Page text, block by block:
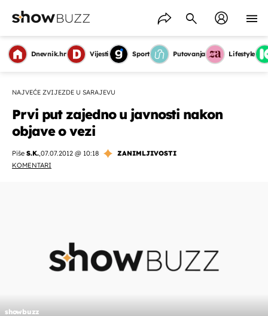
Dnevnik.hr Vijesti Sport Putovanja Lifestyle
NAJVEĆE ZVIJEZDE U SARAJEVU
Prvi put zajedno u javnosti nakon
objave o vezi
Piše S.K.,07.07.2012 @ 10:18
ZANIMLJIVOSTI
KOMENTARI
showbuzz